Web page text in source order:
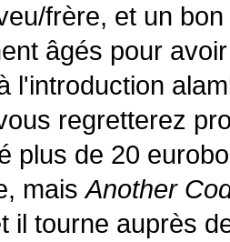
frère, et un
âgés pour
l'introduction
regretterez
plus de 20
maisAnother
il tourne auprès